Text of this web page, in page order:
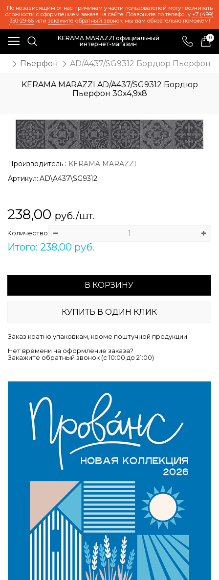
По независящим от нас причинам у части пользователей могут возникать
сложности с оформлением заказа на сайте. Позвоните по телефону +7 (499)
350-29-66или закажите обратный звонок, мы вам обязательно поможем!
KERAMA MARAZZI официальный
интернет-магазин
0
Пьерфон AD/A437/SG9312 Бордюр Пьерфон
KERAMA MARAZZI AD/A437/SG9312 Бордюр
Пьерфон 30х4,9х8
Производитель : KERAMA MARAZZI
Артикул: AD\A437\SG9312
238,00 руб./шт.
Количество
Итого: 238,00 руб.
В КОРЗИНУ
КУПИТЬ В ОДИН КЛИК
Заказ кратно упаковкам, кроме поштучной продукции.
Нет времени на оформление заказа?
Закажите обратный звонок (c 10:00 до 21:00)